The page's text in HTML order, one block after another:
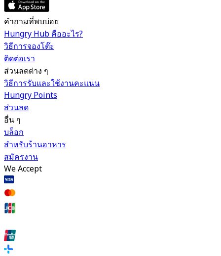
คำถามที่พบบ่อย
Hungry Hub คืออะไร?
วิธีการจองโต๊ะ
ติดต่อเรา
ส่วนลดต่าง ๆ
วิธีการรับและใช้งานคะแนน
Hungry Points
ส่วนลด
อื่น ๆ
บล็อก
สำหรับร้านอาหาร
สมัครงาน
We Accept